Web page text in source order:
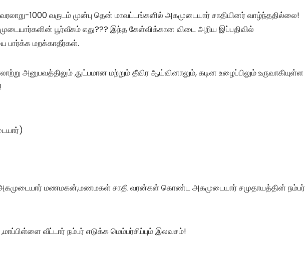
1000 வருடம் முன்பு தென் மாவட்டங்களில் அகமுடையார் சாதியினர் வாழ்ந்ததில்லை!
பூர்வீகம் எது??? இந்த கேள்விக்கான விடை அறிய இப்பதிவில்
மறக்காதீர்கள்.
அனுபவத்திலும் ,நுட்பமான மற்றும் தீவிர ஆய்வினாலும், கடின உழைப்பிலும் உருவாகியுள்ள
அகமுடையார் மணமகன்,மணமகள் சாதி வரன்கள் கொண்ட அகமுடையார் சமுதாயத்தின் நம்பர்
வீட்டார் நம்பர் எடுக்க மெம்பர்சிப்பும் இலவசம்!